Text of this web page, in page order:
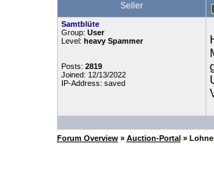
Seller
Samtblüte
Group: User
Level: heavy Spammer
Posts: 2819
Joined: 12/13/2022
IP-Address: saved
Forum Overview» Auction-Portal»